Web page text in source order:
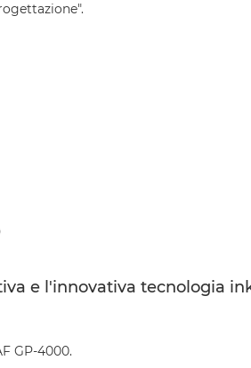
e l'innovativa tecnologia
GP-4000.